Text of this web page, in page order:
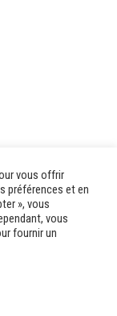
vous offrir
préférences et en
», vous
vous
fournir un